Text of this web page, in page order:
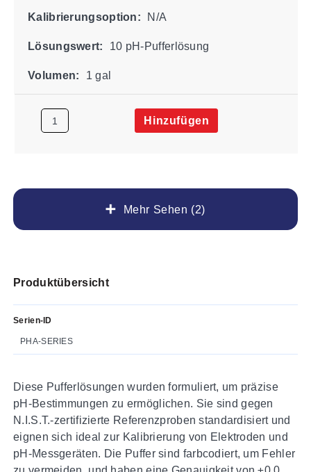
Mehr Sehen (2)
Kalibrierungsoption: N/A
Lösungswert: 10 pH-Pufferlösung
Volumen: 1 gal
Hinzufügen
Produktübersicht
Serien-ID
PHA-SERIES
Diese Pufferlösungen wurden formuliert, um präzise
pH-Bestimmungen zu ermöglichen. Sie sind gegen
N.I.S.T.-zertifizierte Referenzproben standardisiert und
eignen sich ideal zur Kalibrierung von Elektroden und
pH-Messgeräten. Die Puffer sind farbcodiert, um Fehler